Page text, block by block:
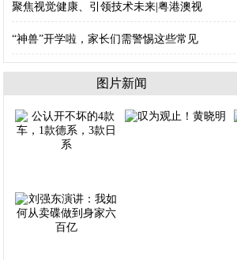
聚焦视觉健康、引领技术未来|粤港澳视
“神兽”开学啦，家长们需警惕这些常见
图片新闻